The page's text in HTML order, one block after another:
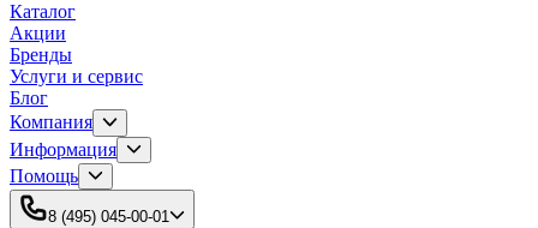
Каталог
Акции
Бренды
Услуги и сервис
Блог
Компания
Информация
Помощь
8 (495) 045-00-01